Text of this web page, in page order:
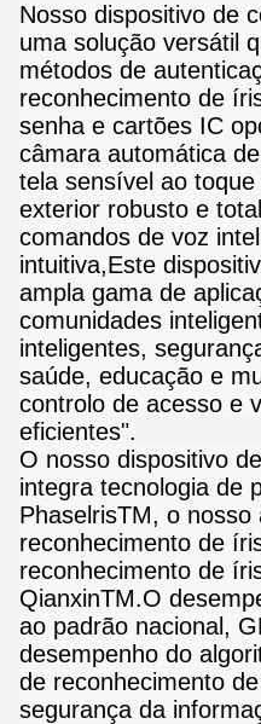
Nosso dispositivo de
uma solução versátil
métodos de
reconhecimento de
senha e cartões IC
câmara automática
tela sensível ao
exterior robusto e
comandos de voz
intuitiva,Este
ampla gama de
comunidades
inteligentes,
saúde, educação e
controlo de acesso e
eficientes".
O nosso dispositivo
integra tecnologia de
PhaselrisTM, o nosso
reconhecimento de
reconhecimento de
QianxinTM.O
ao padrão nacional,
desempenho do
de reconhecimento
segurança da